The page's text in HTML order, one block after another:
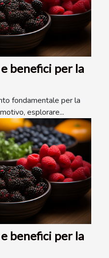
benefici per la
fondamentale per la
esplorare...
benefici per la